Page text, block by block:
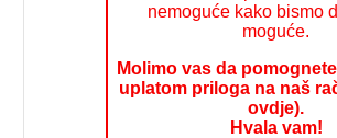
nemoguće kako bismo
moguće.
Molimo vas da
uplatom priloga na naš
ovdje).
Hvala vam!